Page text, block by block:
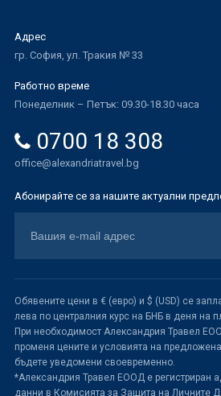
Адрес
гр. София, ул. Тракия № 33
Работно време
Понеделник – Петък: 09.30-18.30 часа
0700 18 308
office@alexandriatravel.bg
Абонирайте се за нашите актуални
Обявените цени в € (евро) и $ (USD) се
лева по централния курс на БНБ в деня на
При необходимост Александрия Травел
променя цените и условията на
бъдете уведомени своевременно.
*Александрия Травел ЕООД е регистриран
данни в Комисията за Защита на Личните